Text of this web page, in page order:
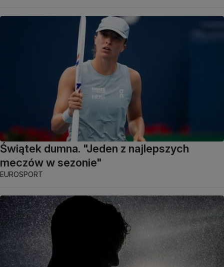
Świątek dumna. "Jeden z najlepszych
meczów w sezonie"
EUROSPORT